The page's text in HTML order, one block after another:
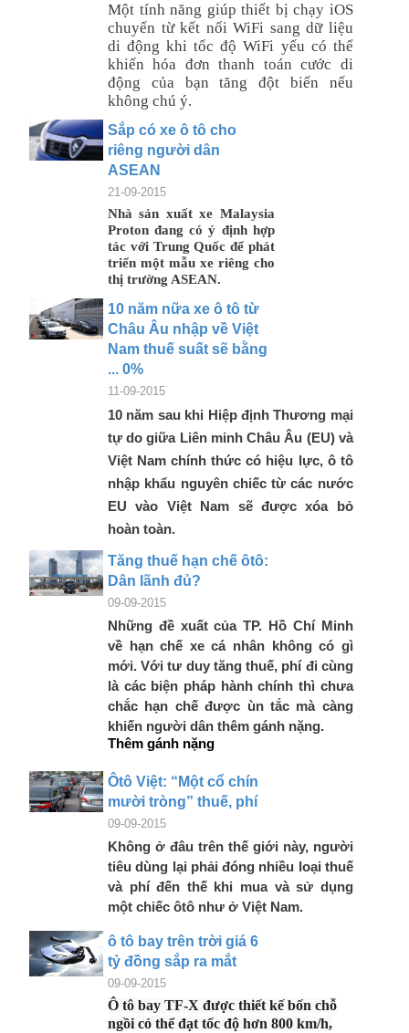
Một tính năng giúp thiết bị chạy iOS
chuyển từ kết nối WiFi sang dữ liệu
di động khi tốc độ WiFi yếu có thể
khiến hóa đơn thanh toán cước di
động của bạn tăng đột biến nếu
không chú ý.
Sắp có xe ô tô cho
riêng người dân
ASEAN
21-09-2015
Nhà sản xuất xe Malaysia
Proton đang có ý định hợp
tác với Trung Quốc để phát
triển một mẫu xe riêng cho
thị trường ASEAN.
10 năm nữa xe ô tô từ
Châu Âu nhập về Việt
Nam thuế suất sẽ bằng
... 0%
11-09-2015
10 năm sau khi Hiệp định Thương mại
tự do giữa Liên minh Châu Âu (EU) và
Việt Nam chính thức có hiệu lực, ô tô
nhập khẩu nguyên chiếc từ các nước
EU vào Việt Nam sẽ được xóa bỏ
hoàn toàn.
Tăng thuế hạn chế ôtô:
Dân lãnh đủ?
09-09-2015
Những đề xuất của TP. Hồ Chí Minh
về hạn chế xe cá nhân không có gì
mới. Với tư duy tăng thuế, phí đi cùng
là các biện pháp hành chính thì chưa
chắc hạn chế được ùn tắc mà càng
khiến người dân thêm gánh nặng.
Thêm gánh nặng
Ôtô Việt: “Một cổ chín
mười tròng” thuế, phí
09-09-2015
Không ở đâu trên thế giới này, người
tiêu dùng lại phải đóng nhiều loại thuế
và phí đến thế khi mua và sử dụng
một chiếc ôtô như ở Việt Nam.
ô tô bay trên trời giá 6
tỷ đồng sắp ra mắt
09-09-2015
Ô tô bay TF-X được thiết kế bốn chỗ
ngồi có thể đạt tốc độ hơn 800 km/h,